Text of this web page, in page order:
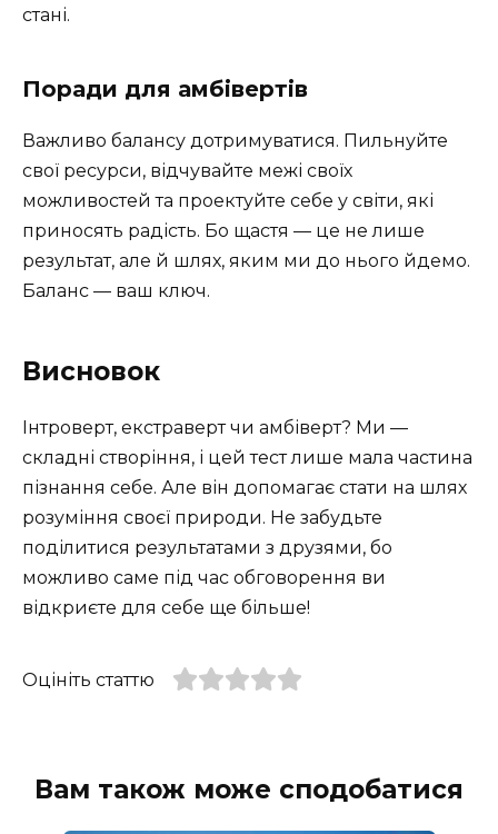
стані.
Поради для амбівертів
Важливо балансу дотримуватися. Пильнуйте
свої ресурси, відчувайте межі своїх
можливостей та проектуйте себе у світи, які
приносять радість. Бо щастя — це не лише
результат, але й шлях, яким ми до нього йдемо.
Баланс — ваш ключ.
Висновок
Інтроверт, екстраверт чи амбіверт? Ми —
складні створіння, і цей тест лише мала частина
пізнання себе. Але він допомагає стати на шлях
розуміння своєї природи. Не забудьте
поділитися результатами з друзями, бо
можливо саме під час обговорення ви
відкриєте для себе ще більше!
Оцініть статтю
Вам також може сподобатися